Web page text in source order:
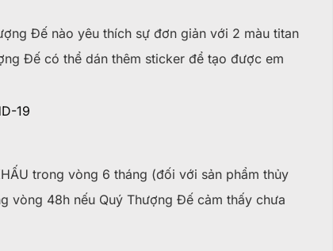
Đế nào yêu thích sự đơn giản với 2 màu titan
Đế có thể dán thêm sticker để tạo được em
trong vòng 6 tháng (đối với sản phẩm thủy
vòng 48h nếu Quý Thượng Đế cảm thấy chưa